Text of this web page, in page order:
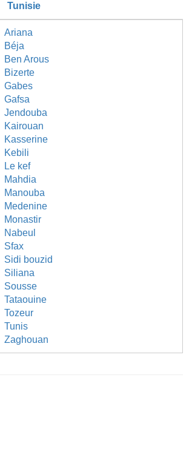
Tunisie
Ariana
Béja
Ben Arous
Bizerte
Gabes
Gafsa
Jendouba
Kairouan
Kasserine
Kebili
Le kef
Mahdia
Manouba
Medenine
Monastir
Nabeul
Sfax
Sidi bouzid
Siliana
Sousse
Tataouine
Tozeur
Tunis
Zaghouan